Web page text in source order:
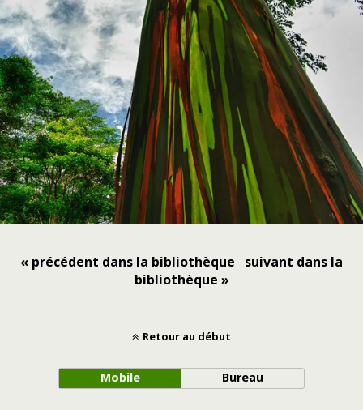
« précédent dans la bibliothèque
suivant dans la
bibliothèque »
Retour au début
Mobile Bureau